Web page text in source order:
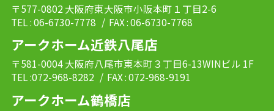
〒577-0802 大阪府東大阪市小阪本町１丁目2-6
TEL : 06-6730-7778 / FAX : 06-6730-7768
アークホーム近鉄八尾店
〒581-0004 大阪府八尾市東本町３丁目6-13WINビル 1F
TEL :072-968-8282 / FAX : 072-968-9191
アークホーム鶴橋店